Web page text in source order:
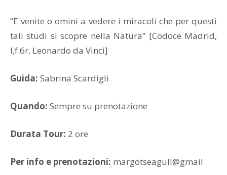
“E venite o omini a vedere i miracoli che per questi
tali studi si scopre nella Natura” [Codoce Madrid,
I,f.6r, Leonardo da Vinci]
Guida: Sabrina Scardigli
Quando: Sempre su prenotazione
Durata Tour: 2 ore
Per info e prenotazioni: margotseagull@gmail